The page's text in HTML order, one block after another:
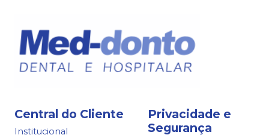
Central do Cliente
Institucional
Privacidade e
Segurança